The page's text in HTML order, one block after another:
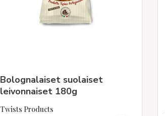
Bolognalaiset suolaiset
leivonnaiset 180g
Twists Products